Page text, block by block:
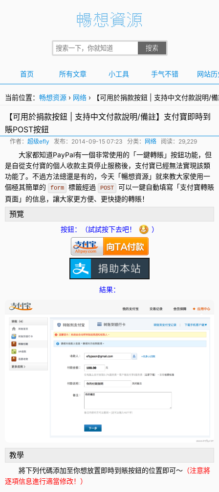
首页 所有文章 小工具 手气不错 网站历
当前位置： 畅想资源 › 网络 › 【可用於捐款按鈕 | 支持中文付款說明/
【可用於捐款按鈕 | 支持中文付款說明/備註】支付寶即時到
賬POST按鈕
作者： 超级efly 发布： 2014-09-15 07:23 分类： 网络 阅读：29,229
大家都知道PayPal有一個非常使用的「一鍵轉賬」按鈕功能，但
是自從支付寶的個人收款主頁停止服務後，支付寶已經無法實現該類
功能了。不過方法總還是有的，今天「暢想資源」就來教大家使用一
個極其簡單的
form 標籤經過 POST 可以一鍵自動填寫「支付寶轉賬
頁面」的信息，讓大家更方便、更快捷的轉賬！
預覽
按鈕：（試試按下去吧！ ）
結果：
教學
將下列代碼添加至你想放置即時到賬按鈕的位置即可～ （注意將
逐項信息進行適當修改！）